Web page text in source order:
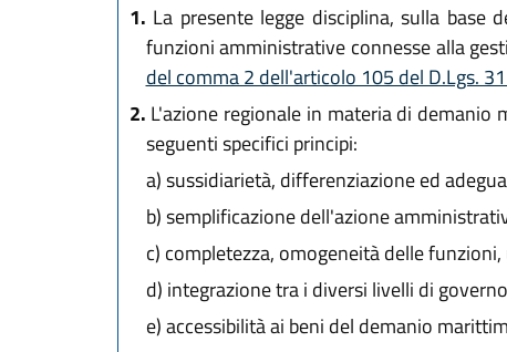
1. La presente legge disciplina, sulla
funzioni amministrative connesse alla
del comma 2 dell'articolo 105 del D.Lgs.
2. L'azione regionale in materia di
seguenti specifici principi:
a)sussidiarietà, differenziazione ed
b)semplificazione dell'azione
c) completezza, omogeneità delle
d) integrazione tra i diversi livelli di
e)accessibilità ai beni del demanio